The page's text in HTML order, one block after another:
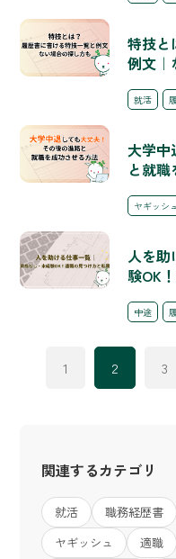
特技と
例文｜
就活
大学中
と就
ヤギッシュ
人を助
験OK
中途
1 2 3
関連するカテゴリ
就活 職務経歴書
ヤギッシュ
適職